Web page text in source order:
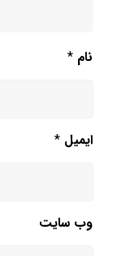
نام *
ایمیل *
وب‌ سایت